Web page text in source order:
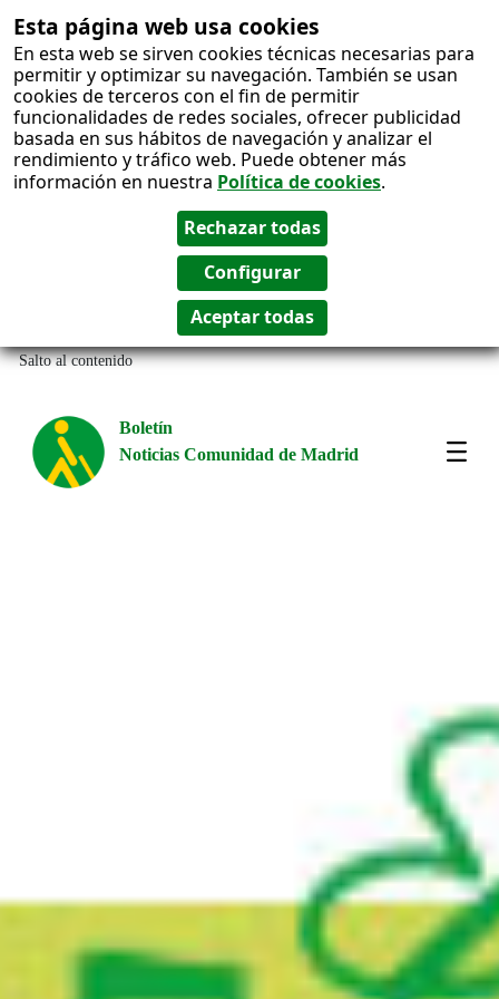
Esta página web usa cookies
En esta web se sirven cookies técnicas necesarias para
permitir y optimizar su navegación. También se usan
cookies de terceros con el fin de permitir
funcionalidades de redes sociales, ofrecer publicidad
basada en sus hábitos de navegación y analizar el
rendimiento y tráfico web. Puede obtener más
información en nuestra Política de cookies.
Salto al contenido
Boletín
Noticias Comunidad de Madrid